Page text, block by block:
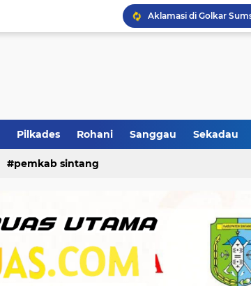
Pilkades Rohani Sanggau Sekadau
pemkab sintang